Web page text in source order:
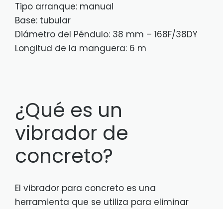
Tipo arranque: manual
Base: tubular
Diámetro del Péndulo: 38 mm – 168F/38DY
Longitud de la manguera: 6 m
¿Qué es un
vibrador de
concreto?
El vibrador para concreto es una
herramienta que se utiliza para eliminar